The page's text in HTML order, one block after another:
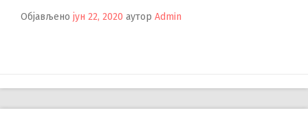
Објављено јун 22, 2020 аутор Admin